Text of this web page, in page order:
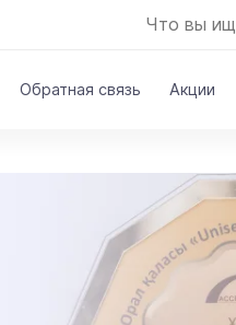
Обратная связь Акции